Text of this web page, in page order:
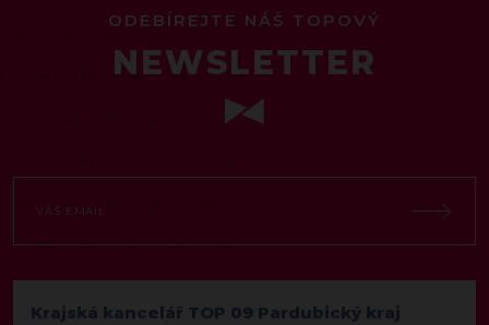
ODEBÍREJTE NÁŠ TOPOVÝ
NEWSLETTER
Krajská kancelář TOP 09 Pardubický kraj